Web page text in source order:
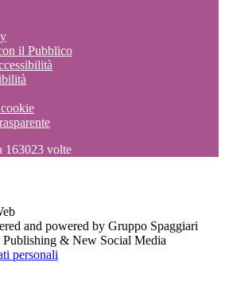
il Pubblico
163023 volte
and powered by Gruppo Spaggiari
& New Social Media
personali